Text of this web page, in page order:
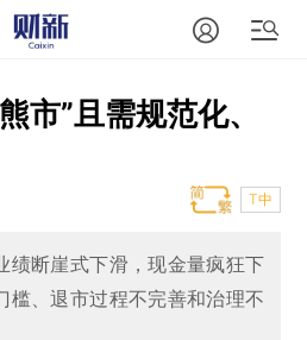
市”且需规范化、
T中
绩断崖式下滑，现金量疯狂下
槛、退市过程不完善和治理不